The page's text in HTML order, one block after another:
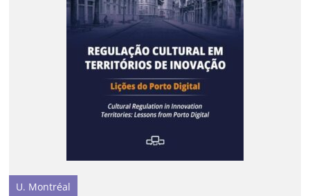
U. Montréal